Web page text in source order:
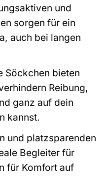
und
sorgen für ein
auch bei langen
Söckchen bieten
Reibung,
ganz auf dein
kannst.
und platzsparenden
Begleiter für
für Komfort auf